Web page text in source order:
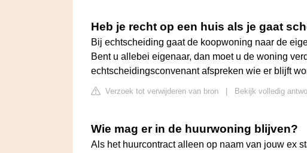
Heb je recht op een huis als je gaat
Bij echtscheiding gaat de koopwoning naar de
Bent u allebei eigenaar, dan moet u de woning
echtscheidingsconvenant afspreken wie er blijft
Verzoek tot verwijderen van bron Bekijk volledig
Wie mag er in de huurwoning blijven?
Als het huurcontract alleen op naam van jouw ex